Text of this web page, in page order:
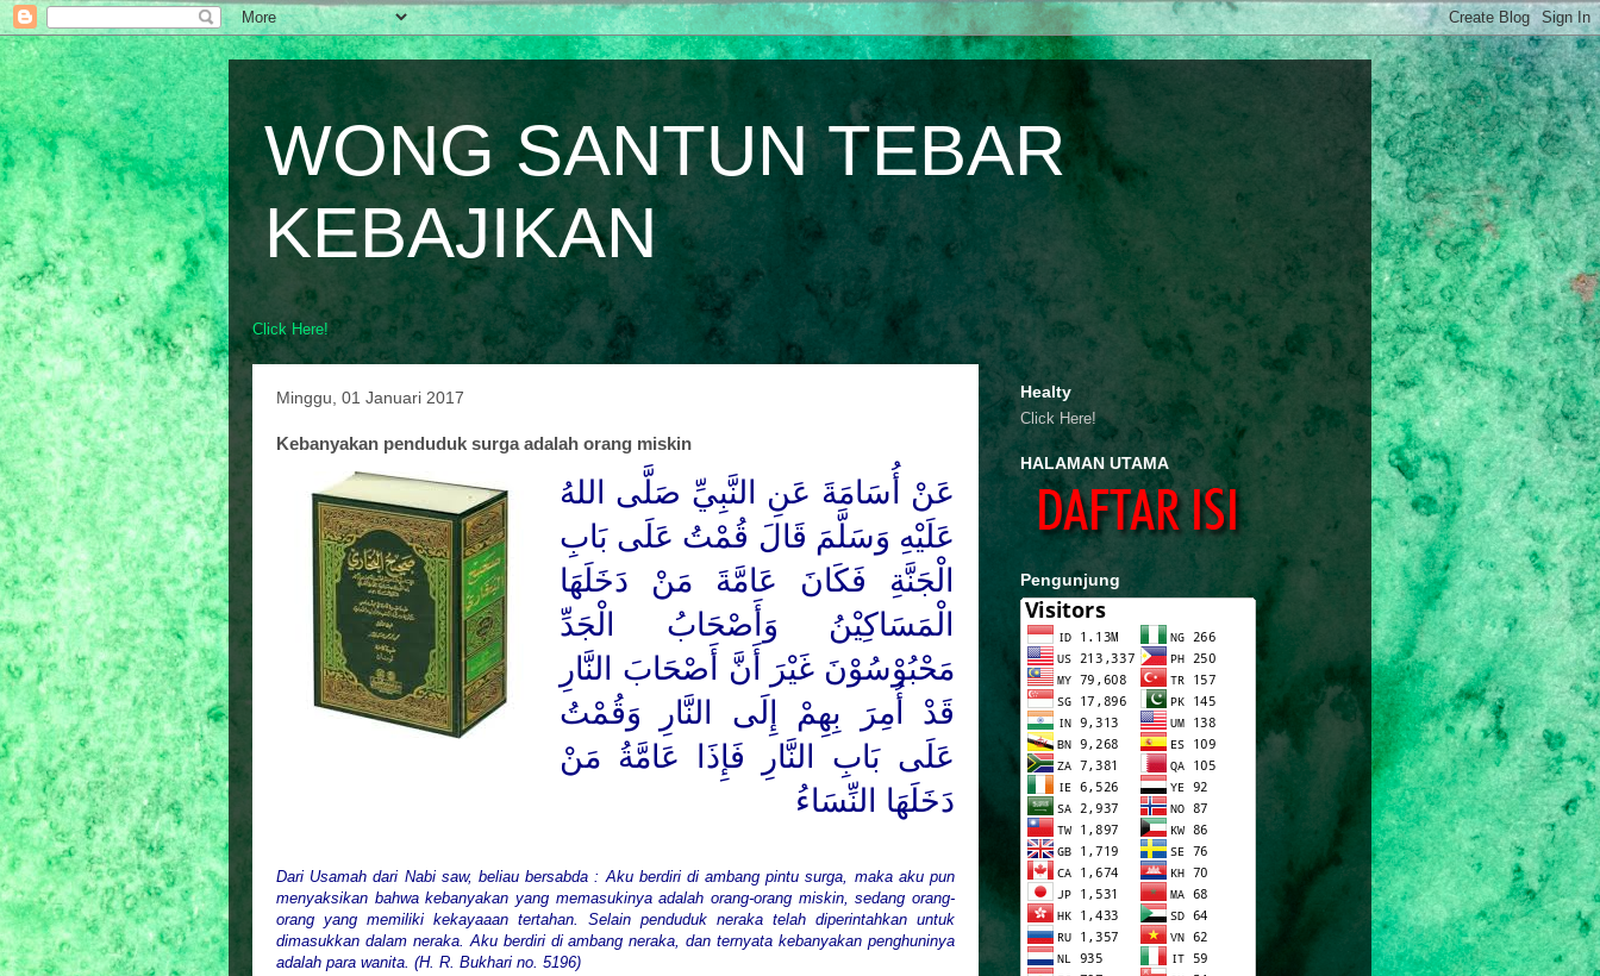
WONG SANTUN TEBAR
KEBAJIKAN
Click Here!
Minggu, 01 Januari 2017
Kebanyakan penduduk surga adalah orang miskin
عَنْ أُسَامَةَ عَنِ النَّبِيِّ صَلَّى
اللهُ
عَلَيْهِ وَسَلَّمَ قَالَ قُمْتُ عَلَى بَابِ
الْجَنَّةِ فَكَانَ عَامَّةَ مَنْ دَخَلَهَا
الْمَسَاكِيْنُ وَأَصْحَابُ الْجَدِّ
مَحْبُوْسُوْنَ غَيْرَ أَنَّ أَصْحَابَ النَّارِ
قَدْ أُمِرَ بِهِمْ إِلَى النَّارِ وَقُمْتُ
عَلَى بَابِ النَّارِ فَإِذَا عَامَّةُ مَنْ
دَخَلَهَا النِّسَاءُ
Dari Usamah dari Nabi saw, beliau bersabda : Aku berdiri di ambang pintu surga, maka aku pun
menyaksikan bahwa kebanyakan yang memasukinya adalah orang-orang miskin, sedang orang-
orang yang memiliki kekayaaan tertahan. Selain penduduk neraka telah diperintahkan untuk
dimasukkan dalam neraka. Aku berdiri di ambang neraka, dan ternyata kebanyakan penghuninya
adalah para wanita. (H. R. Bukhari no. 5196)
Healty
Click Here!
HALAMAN UTAMA
Pengunjung